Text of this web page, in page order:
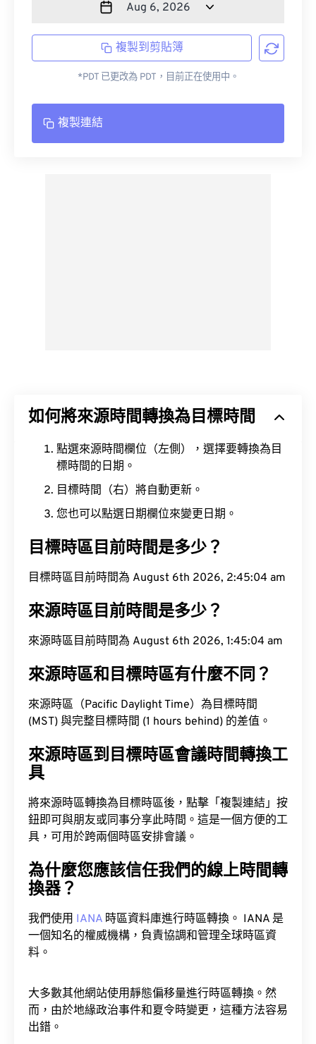
複製到剪貼簿
*PDT 已更改為 PDT，目前正在使用中。
複製連結
如何將來源時間轉換為目標時間
點選來源時間欄位（左側），選擇要轉換為目
標時間的日期。
目標時間（右）將自動更新。
您也可以點選日期欄位來變更日期。
目標時區目前時間是多少？
目標時區目前時間為 August 6th 2026, 2:45:05 am
來源時區目前時間是多少？
來源時區目前時間為 August 6th 2026, 1:45:05 am
來源時區和目標時區有什麼不同？
來源時區（Pacific Daylight Time）為目標時間
(MST) 與完整目標時間 (1 hours behind) 的差值。
來源時區到目標時區會議時間轉換工
具
將來源時區轉換為目標時區後，點擊「複製連結」按
鈕即可與朋友或同事分享此時間。這是一個方便的工
具，可用於跨兩個時區安排會議。
為什麼您應該信任我們的線上時間轉
換器？
我們使用 IANA 時區資料庫進行時區轉換。 IANA 是
一個知名的權威機構，負責協調和管理全球時區資
料。
大多數其他網站使用靜態偏移量進行時區轉換。然
而，由於地緣政治事件和夏令時變更，這種方法容易
出錯。